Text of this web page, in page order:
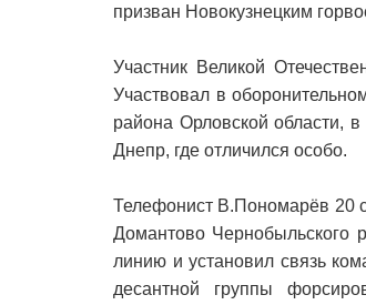
призван Новокузнецким
Участник Великой
Участвовал в
района Орловской области,
Днепр, где отличился особо.
Телефонист В.Пономарёв 20
Домантово Чернобыльского
линию и установил связь
десантной группы